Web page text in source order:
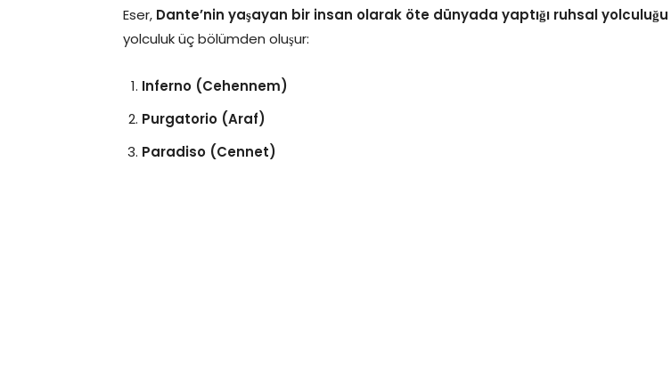
Eser, Dante’nin yaşayan bir insan olarak öte dünyada yaptığı ruhsal yolculuğu
yolculuk üç bölümden oluşur:
Inferno (Cehennem)
Purgatorio (Araf)
Paradiso (Cennet)